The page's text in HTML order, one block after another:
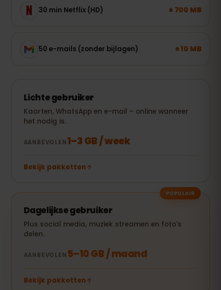
30 min Netflix (HD) ± 700 MB
50 e-mails (zonder bijlagen) ± 10 MB
Lichte gebruiker
Kaarten, WhatsApp en e-mail – online wanneer
het nodig is.
AANBEVOLEN1–3 GB / week
Bekijk pakketten
POPULAIR
Dagelijkse gebruiker
Plus social media, muziek streamen en foto's
delen.
AANBEVOLEN 5–10 GB / maand
Bekijk pakketten